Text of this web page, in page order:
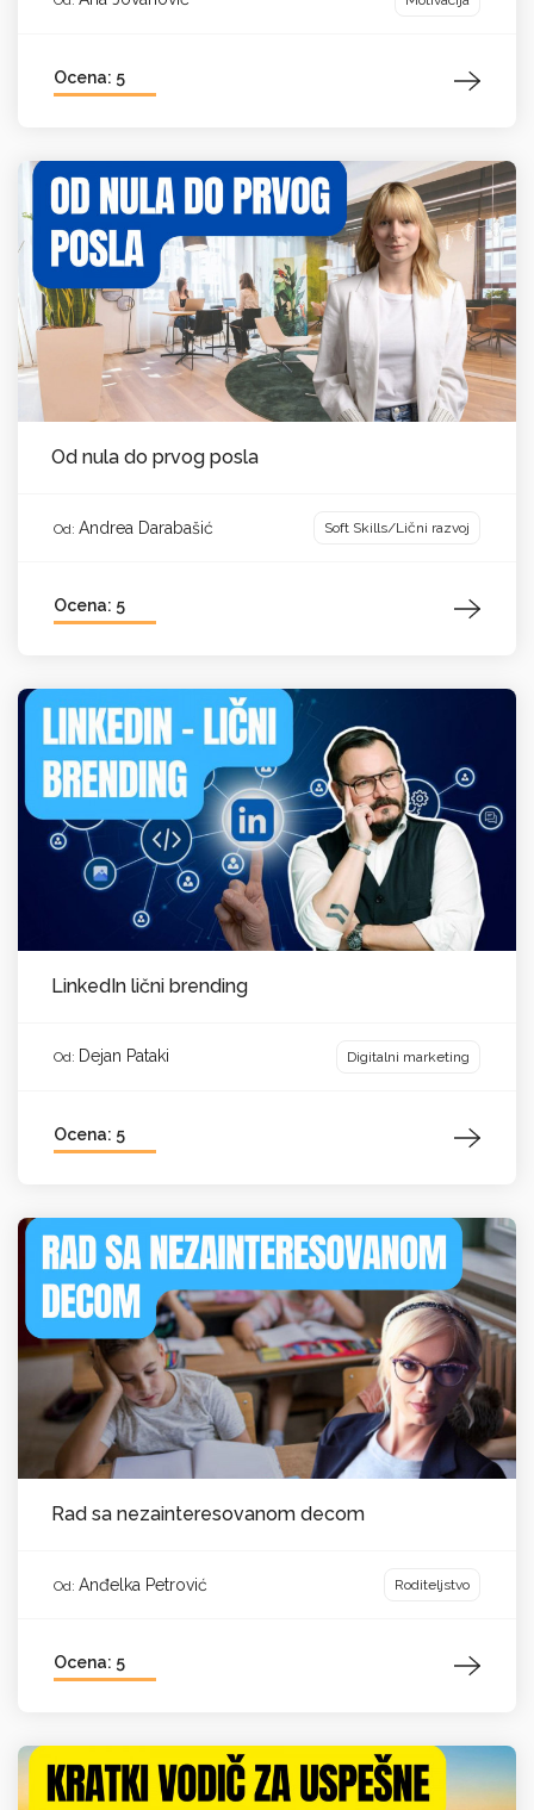
Ocena: 5
Od nula do prvog posla
Od: Andrea Darabašić Soft Skills/Lični razvoj
Ocena: 5
LinkedIn lični brending
Od: Dejan Pataki Digitalni marketing
Ocena: 5
Rad sa nezainteresovanom decom
Od: Anđelka Petrović Roditeljstvo
Ocena: 5